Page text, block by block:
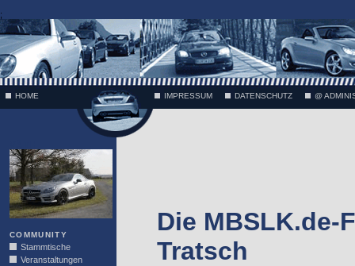
;
HOME IMPRESSUM DATENSCHUTZ @
COMMUNITY
Stammtische
Veranstaltungen
Die MBSLK.de-
Tratsch